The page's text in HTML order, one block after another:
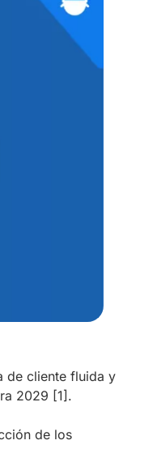
de cliente fluida y
2029 [1] .
de los